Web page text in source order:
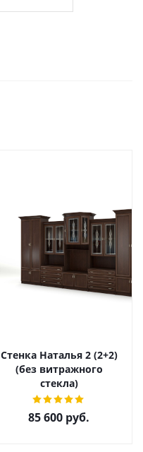
Стенка Наталья 2 (2+2)
(без витражного
стекла)
85 600 руб.